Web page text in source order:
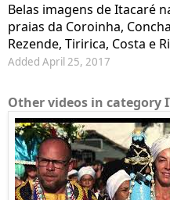
Belas imagens de Itacaré
praias da Coroinha,
Rezende, Tiririca, Costa e
Added April 25, 2017
Other videos in category